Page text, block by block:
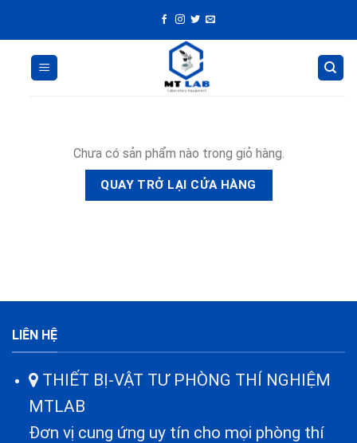
Chưa có sản phẩm nào trong giỏ hàng.
QUAY TRỞ LẠI CỬA HÀNG
LIÊN HỆ
THIẾT BỊ-VẬT TƯ PHÒNG THÍ NGHIỆM
MTLAB
Đơn vị cung ứng uy tín cho mọi phòng thí